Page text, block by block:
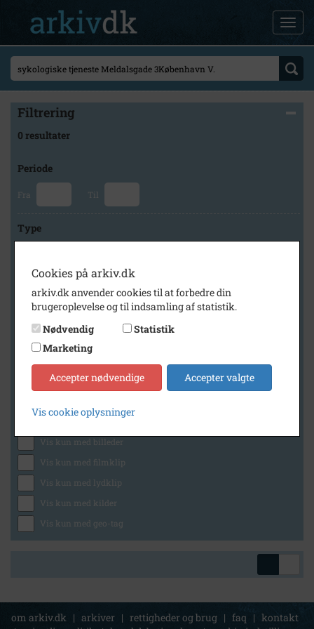
Filtrering
0 resultater
Periode
Fra Til
Type
Arkiv
Lokalarkivet Alsønderup -Tjæreby
Generelt
Vis kun med billeder
Vis kun med filmklip
Vis kun med lydklip
Vis kun med kilder
Vis kun med geo-tag
om arkiv.dk | arkiver | rettigheder og brug | faq | kontakt
Cookies på arkiv.dk
arkiv.dk anvender cookies til at forbedre din
brugeroplevelse og til indsamling af statistik.
Nødvendig
Statistik
Marketing
Accepter nødvendige Accepter valgte
Vis cookie oplysninger